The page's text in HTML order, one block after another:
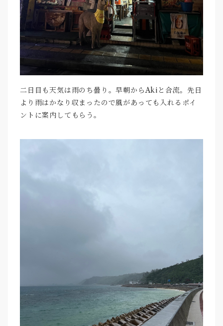
二日目も天気は雨のち曇り。早朝からAkiと合流。先日
より雨はかなり収まったので風があっても入れるポイ
ントに案内してもらう。